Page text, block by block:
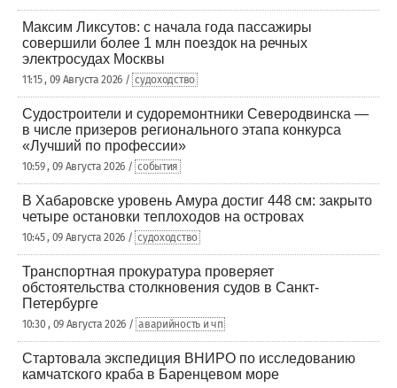
Максим Ликсутов: с начала года пассажиры
совершили более 1 млн поездок на речных
электросудах Москвы
11:15 , 09 Августа 2026 / судоходство
Судостроители и судоремонтники Северодвинска —
в числе призеров регионального этапа конкурса
«Лучший по профессии»
10:59 , 09 Августа 2026 / события
В Хабаровске уровень Амура достиг 448 см: закрыто
четыре остановки теплоходов на островах
10:45 , 09 Августа 2026 / судоходство
Транспортная прокуратура проверяет
обстоятельства столкновения судов в Санкт-
Петербурге
10:30 , 09 Августа 2026 / аварийность и чп
Стартовала экспедиция ВНИРО по исследованию
камчатского краба в Баренцевом море